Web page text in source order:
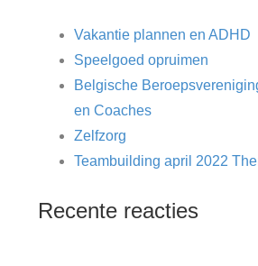
Vakantie plannen en ADHD
Speelgoed opruimen
Belgische
en Coaches
Zelfzorg
Teambuilding april 2022
Recente reacties